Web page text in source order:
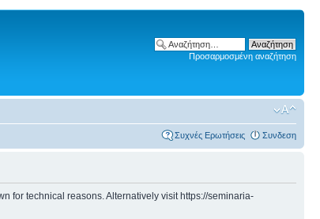
Προσαρμοσμένη αναζήτηση
Συχνές Ερωτήσεις Συνδεση
for technical reasons. Alternatively visit https://seminaria-